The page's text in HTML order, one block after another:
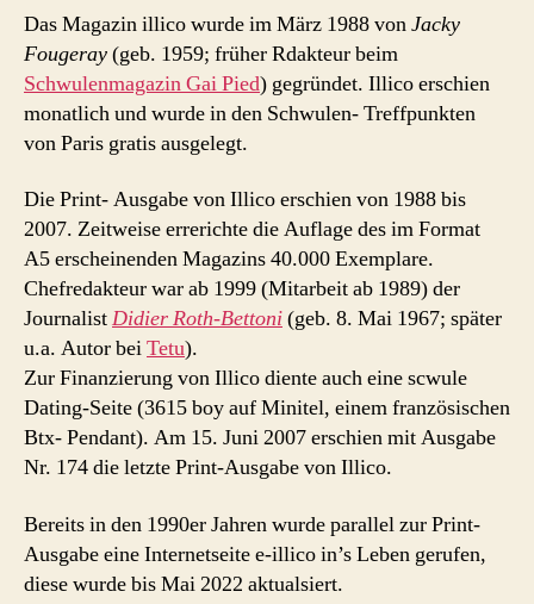
–
Das Magazin illico wurde im März 1988 vonJacky
Fougeray(geb. 1959; früher Rdakteur beim
Schwulenmagazin Gai Pied) gegründet. Illico erschien
monatlich und wurde in den Schwulen- Treffpunkten
von Paris gratis ausgelegt.
Die Print- Ausgabe von Illico erschien von 1988 bis
2007. Zeitweise errerichte die Auflage des im Format
A5 erscheinenden Magazins 40.000 Exemplare.
Chefredakteur war ab 1999 (Mitarbeit ab 1989) der
JournalistDidier Roth-Bettoni(geb. 8. Mai 1967; später
u.a. Autor beiTetu).
Zur Finanzierung von Illico diente auch eine scwule
Dating-Seite (3615 boy auf Minitel, einem französischen
Btx- Pendant). Am 15. Juni 2007 erschien mit Ausgabe
Nr. 174 die letzte Print-Ausgabe von Illico.
Bereits in den 1990er Jahren wurde parallel zur Print-
Ausgabe eine Internetseite e-illico in’s Leben gerufen,
diese wurde bis Mai 2022 aktualsiert.